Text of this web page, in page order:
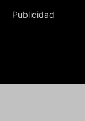
Publicidad